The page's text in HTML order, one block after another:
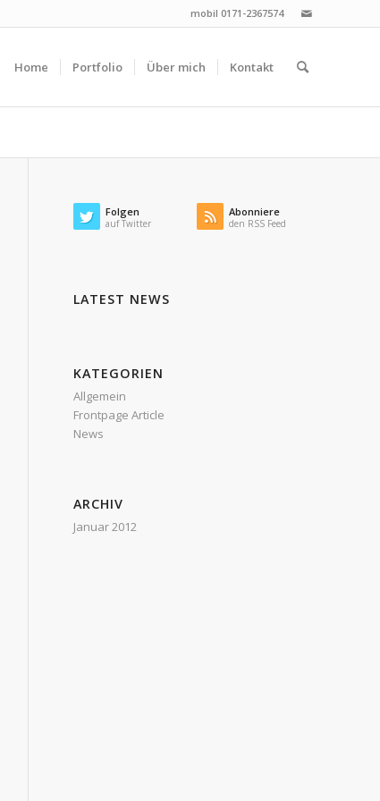
mobil 0171-2367574
Home Portfolio Über mich Kontakt
Folgen
auf Twitter
Abonniere
den RSS Feed
LATEST NEWS
KATEGORIEN
Allgemein
Frontpage Article
News
ARCHIV
Januar 2012